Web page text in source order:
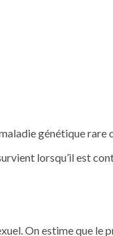
génétique rare
lorsqu’il est
On estime que